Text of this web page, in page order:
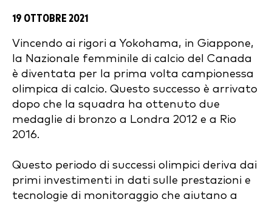
19 OTTOBRE 2021
Vincendo ai rigori a Yokohama, in Giappone,
la Nazionale femminile di calcio del Canada
è diventata per la prima volta campionessa
olimpica di calcio. Questo successo è arrivato
dopo che la squadra ha ottenuto due
medaglie di bronzo a Londra 2012 e a Rio
2016.
Questo periodo di successi olimpici deriva dai
primi investimenti in dati sulle prestazioni e
tecnologie di monitoraggio che aiutano a